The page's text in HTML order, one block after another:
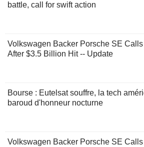
battle, call for swift action
Volkswagen Backer Porsche SE Calls
After $3.5 Billion Hit -- Update
Bourse : Eutelsat souffre, la tech
baroud d'honneur nocturne
Volkswagen Backer Porsche SE Calls